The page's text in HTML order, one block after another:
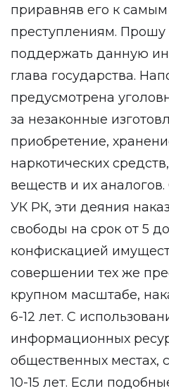
приравняв его к
преступлениям.
поддержать данную
глава государства.
предусмотрена
за незаконные
приобретение,
наркотических
веществ и их аналогов.
УК РК, эти деяния
свободы на срок от 5
конфискацией
совершении тех же
крупном масштабе,
6-12 лет. С
информационных
общественных местах,
10-15 лет. Если